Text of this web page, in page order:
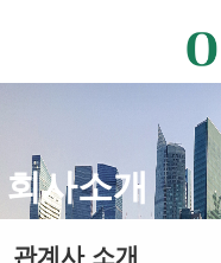
회사소개